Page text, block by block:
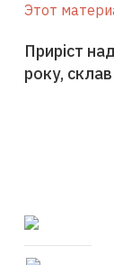
Этот
Приріст
року,